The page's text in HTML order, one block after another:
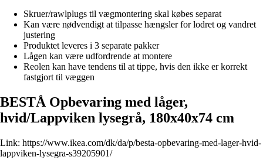
Skruer/rawlplugs til vægmontering skal købes separat
Kan være nødvendigt at tilpasse hængsler for lodret og vandret
justering
Produktet leveres i 3 separate pakker
Lågen kan være udfordrende at montere
Reolen kan have tendens til at tippe, hvis den ikke er korrekt
fastgjort til væggen
BESTÅ Opbevaring med låger,
hvid/Lappviken lysegrå, 180x40x74 cm
Link: https://www.ikea.com/dk/da/p/besta-opbevaring-med-lager-hvid-
lappviken-lysegra-s39205901/